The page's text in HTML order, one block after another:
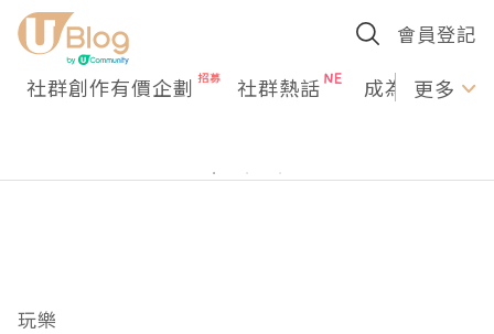
會員登記
社群創作有價企劃 社群熱話 成為U更多
玩樂